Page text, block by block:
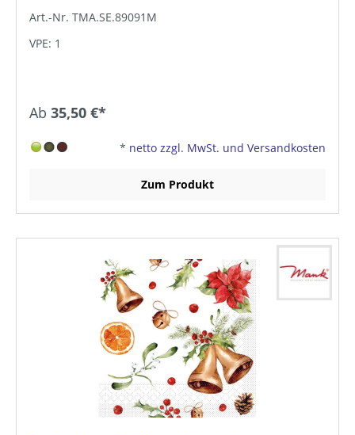
Art.-Nr. TMA.SE.89091M
VPE: 1
Ab 35,50 €*
* netto zzgl. MwSt. und Versandkosten
Zum Produkt